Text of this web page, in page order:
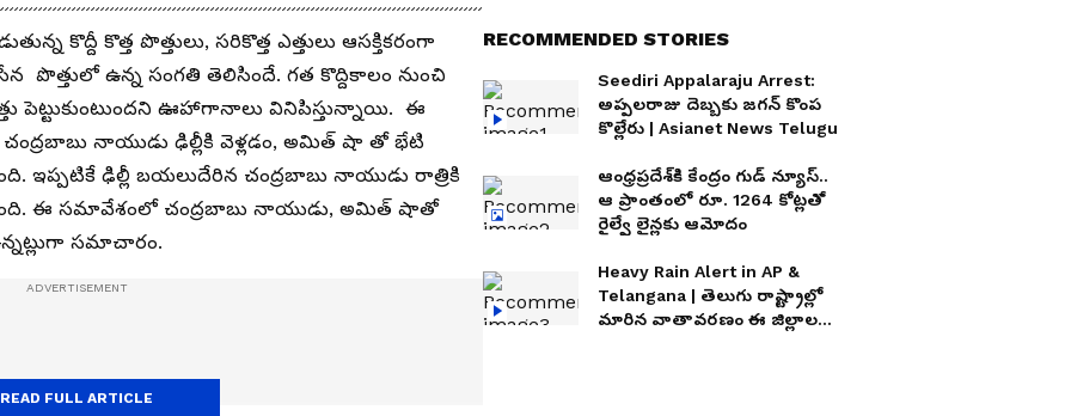
కొద్దీ కొత్త పొత్తులు, సరికొత్త ఎత్తులు ఆసక్తికరంగా
పొత్తులో ఉన్న సంగతి తెలిసిందే. గత కొద్దికాలం నుంచి
పెట్టుకుంటుందని ఊహాగానాలు వినిపిస్తున్నాయి. ఈ
నాయుడు ఢిల్లీకి వెళ్లడం, అమిత్ షా తో భేటి
ఇప్పటికే ఢిల్లీ బయలుదేరిన చంద్రబాబు నాయుడు రాత్రికి
ఈ సమావేశంలో చంద్రబాబు నాయుడు, అమిత్ షాతో
సమాచారం.
READ FULL ARTICLE
RECOMMENDED STORIES
Seediri Appalaraju Arrest:
అప్పలరాజు దెబ్బకు జగన్ కొంప
కొల్లేరు | Asianet News Telugu
ఆంధ్ర‌ప్ర‌దేశ్‌కి కేంద్రం గుడ్ న్యూస్‌..
ఆ ప్రాంతంలో రూ. 1264 కోట్ల‌తో
రైల్వే లైన్ల‌కు ఆమోదం
Heavy Rain Alert in AP &
Telangana | తెలుగు రాష్ట్రాల్లో
మారిన వాతావరణం ఈ జిల్లాలకు